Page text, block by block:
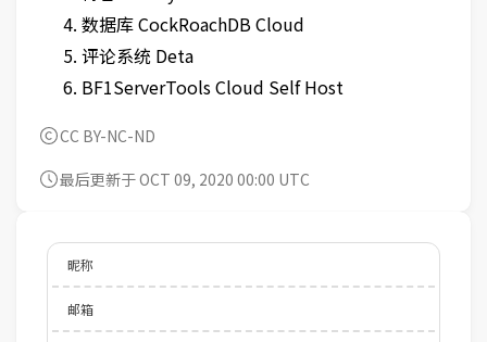
数据库 CockRoachDB Cloud
评论系统 Deta
BF1ServerTools Cloud Self Host
CC BY-NC-ND
最后更新于 OCT 09, 2020 00:00 UTC
昵称
邮箱